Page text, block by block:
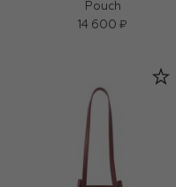
Pouch
14 600 ₽